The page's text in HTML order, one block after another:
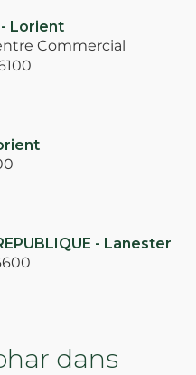
- Lorient
Commercial
- Lanester
dans